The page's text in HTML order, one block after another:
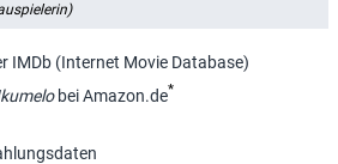
IMDb (Internet Movie Database)
bei Amazon.de*